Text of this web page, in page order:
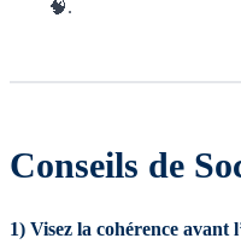
🧠.
Conseils de
1) Visez la cohérence avant